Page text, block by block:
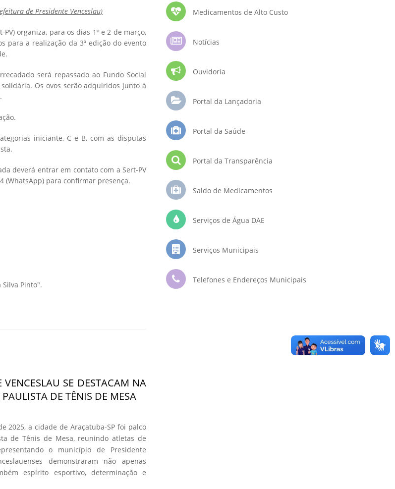
de Presidente Venceslau)
organiza, para os dias 1º e 2 de março,
para a realização da 3ª edição do evento
será repassado ao Fundo Social
Os ovos serão adquiridos junto à
iniciante, C e B, com as disputas
deverá entrar em contato com a Sert-PV
(WhatsApp) para confirmar presença.
Pinto".
VENCESLAU SE DESTACAM NA
DE TÊNIS DE MESA
2025, a cidade de Araçatuba-SP foi palco
de Tênis de Mesa, reunindo atletas de
o município de Presidente
demonstraram não apenas
espírito esportivo, determinação e
Medicamentos de Alto Custo
Notícias
Ouvidoria
Portal da Lançadoria
Portal da Saúde
Portal da Transparência
Saldo de Medicamentos
Serviços de Água DAE
Serviços Municipais
Telefones e Endereços Municipais